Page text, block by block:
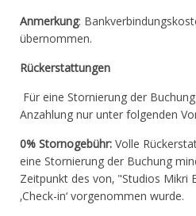
Anmerkung:
übernommen.
Rückerstattungen
Für eine Stornierung der
Anzahlung nur unter folgenden
0% Stornogebühr: Volle
eine Stornierung der Buchung
Zeitpunkt des von‚ "Studios Mikri
‚Check-in‘ vorgenommen wurde.